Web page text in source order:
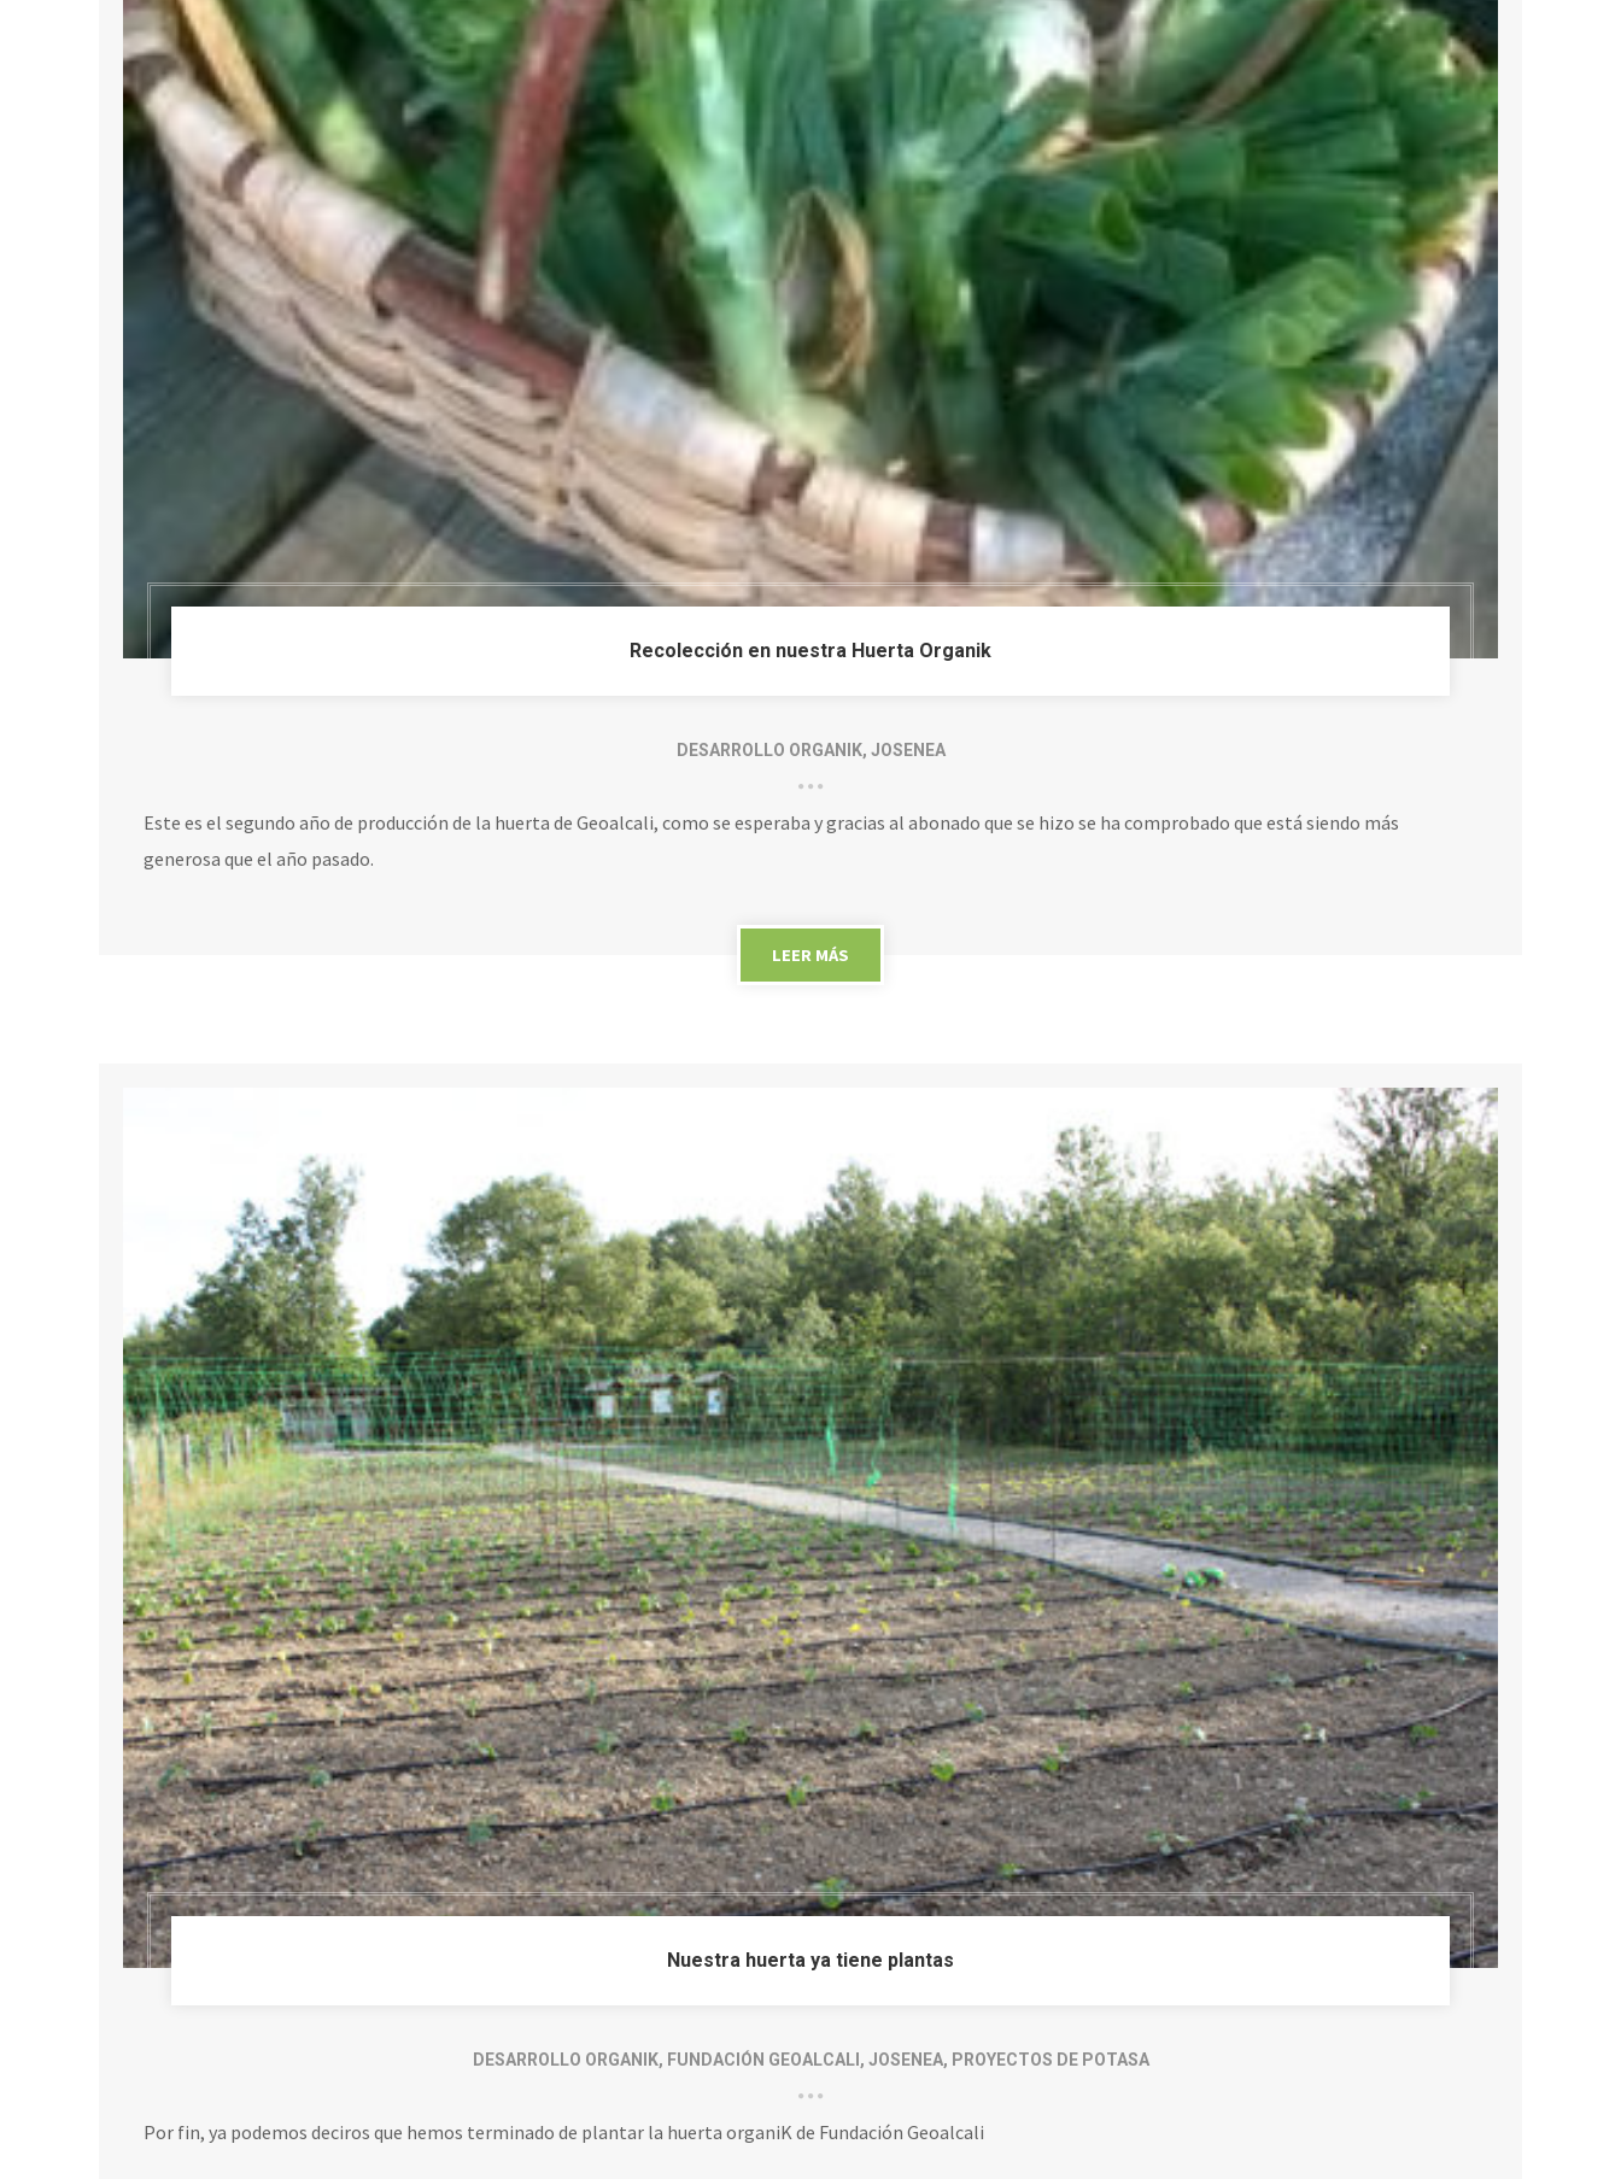
Recolección en nuestra Huerta Organik
DESARROLLO ORGANIK, JOSENEA
Este es el segundo año de producción de la huerta de Geoalcali, como se esperaba y gracias al abonado que se hizo se ha comprobado que está siendo más
generosa que el año pasado.
LEER MÁS
Nuestra huerta ya tiene plantas
DESARROLLO ORGANIK, FUNDACIÓN GEOALCALI , JOSENEA, PROYECTOS DE POTASA
Por fin, ya podemos deciros que hemos terminado de plantar la huerta organiK de Fundación Geoalcali